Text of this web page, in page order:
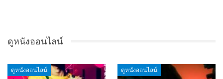
ดูหนังออนไลน์
ดูหนังออนไลน์ ดูหนังออนไลน์